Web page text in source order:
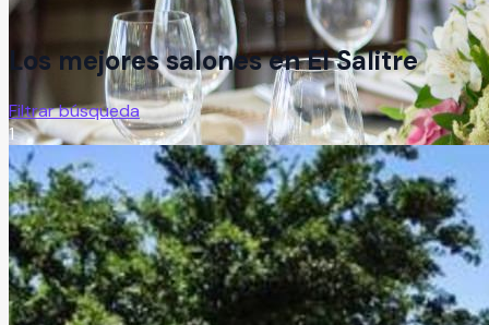
Los mejores salones enEl Salitre
Filtrar búsqueda
1